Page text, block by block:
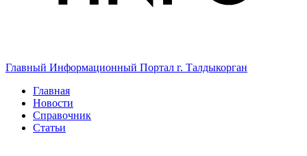
Главный Информационный Портал г. Талдыкорган
Главная
Новости
Справочник
Статьи